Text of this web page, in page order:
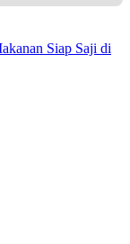
Siap Saji di